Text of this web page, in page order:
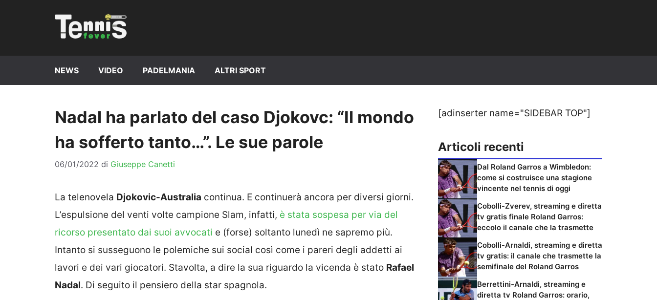
NEWS VIDEO PADELMANIA ALTRI SPORT
Nadal ha parlato del caso Djokovc: “Il mondo
ha sofferto tanto…”. Le sue parole
06/01/2022 di Giuseppe Canetti
La telenovela Djokovic-Australia continua. E continuerà ancora per diversi giorni.
L’espulsione del venti volte campione Slam, infatti, è stata sospesa per via del
ricorso presentato dai suoi avvocati e (forse) soltanto lunedì ne sapremo più.
Intanto si susseguono le polemiche sui social così come i pareri degli addetti ai
lavori e dei vari giocatori. Stavolta, a dire la sua riguardo la vicenda è stato Rafael
Nadal. Di seguito il pensiero della star spagnola.
[adinserter name="SIDEBAR TOP"]
Articoli recenti
Dal Roland Garros a Wimbledon:
come si costruisce una stagione
vincente nel tennis di oggi
Cobolli-Zverev, streaming e diretta
tv gratis finale Roland Garros:
eccolo il canale che la trasmette
Cobolli-Arnaldi, streaming e diretta
tv gratis: il canale che trasmette la
semifinale del Roland Garros
Berrettini-Arnaldi, streaming e
diretta tv Roland Garros: orario,